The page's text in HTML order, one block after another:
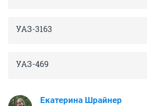
УАЗ-3163
УАЗ-469
Екатерина Шрайнер